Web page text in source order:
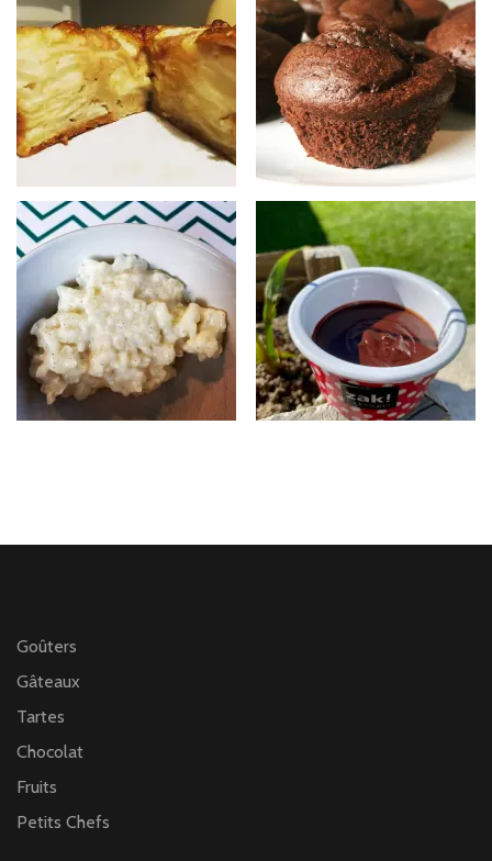
Goûters
Gâteaux
Tartes
Chocolat
Fruits
Petits Chefs